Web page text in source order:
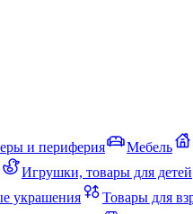
и периферия Мебель
Игрушки, товары для детей
украшения Товары для